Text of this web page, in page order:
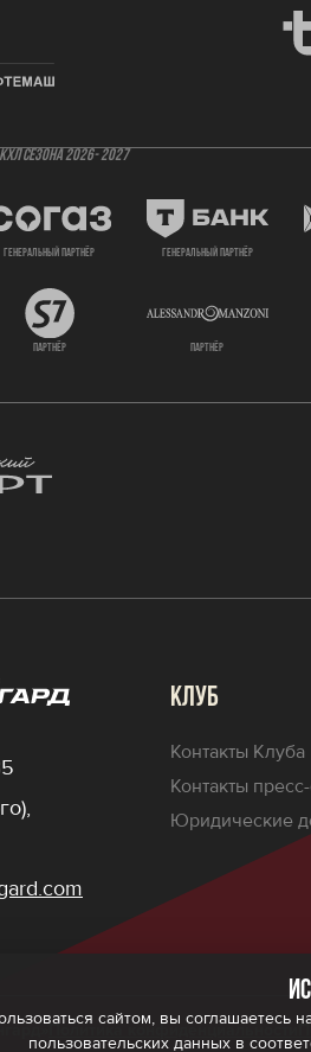
СЕЗОНА 2026- 2027
генеральный партнёр генеральный партнёр
партнёр партнёр
КЛУБ
Контакты Клуба
Контакты
Юридические
Политика конфиденциальности
сайтом, вы соглашаетесь
пользовательских данных в